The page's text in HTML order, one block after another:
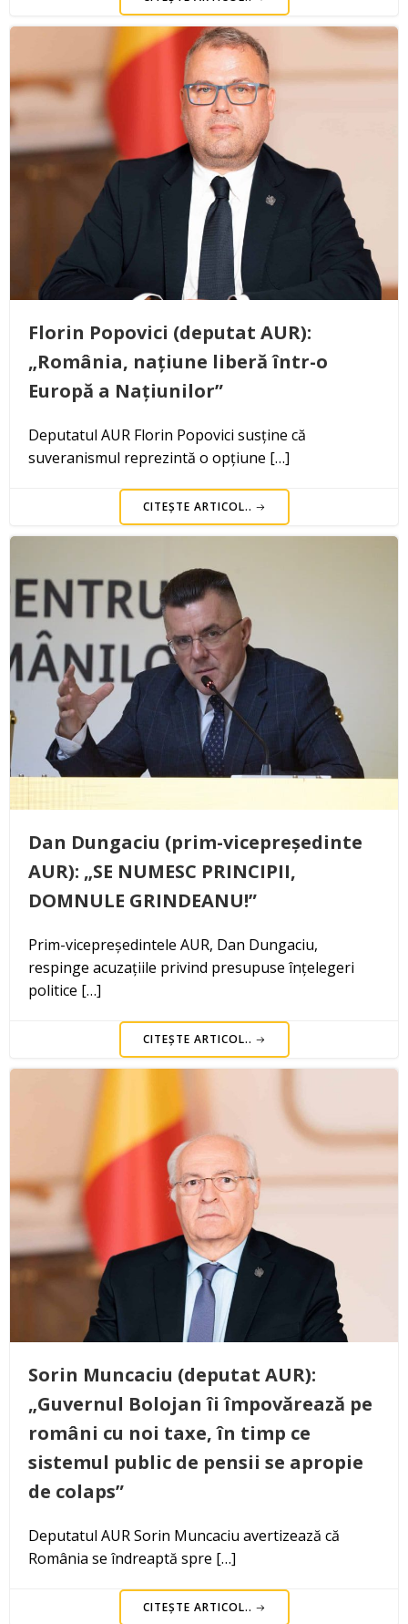
Florin Popovici (deputat AUR):
„România, națiune liberă într-o
Europă a Națiunilor”
Deputatul AUR Florin Popovici susține că
suveranismul reprezintă o opțiune […]
CITEȘTE ARTICOL..
Dan Dungaciu (prim-vicepreședinte
AUR): „SE NUMESC PRINCIPII,
DOMNULE GRINDEANU!”
Prim-vicepreședintele AUR, Dan Dungaciu,
respinge acuzațiile privind presupuse înțelegeri
politice […]
CITEȘTE ARTICOL..
Sorin Muncaciu (deputat AUR):
„Guvernul Bolojan îi împovărează pe
români cu noi taxe, în timp ce
sistemul public de pensii se apropie
de colaps”
Deputatul AUR Sorin Muncaciu avertizează că
România se îndreaptă spre […]
CITEȘTE ARTICOL..